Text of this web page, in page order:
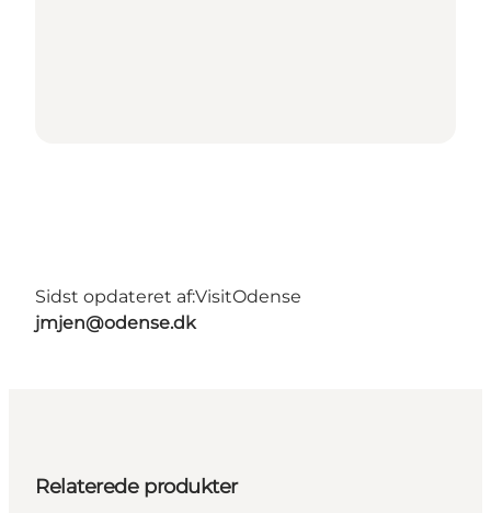
Sidst opdateret af:VisitOdense
jmjen@odense.dk
Relaterede produkter